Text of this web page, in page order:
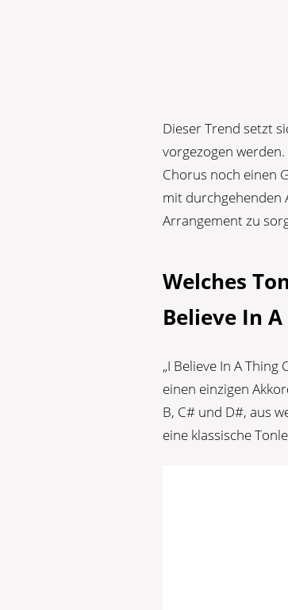
Dieser Trend setzt
vorgezogen
Chorus noch einen
mit durchgehenden
Arrangement zu
Welches
Believe In
„I Believe In A
einen einzigen
B, C# und D#, aus
eine klassische